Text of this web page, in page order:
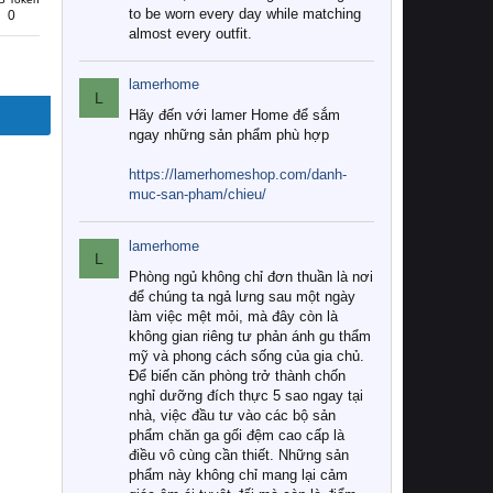
0
to be worn every day while matching
almost every outfit.
L
lamerhome
Hãy đến với lamer Home để sắm
ngay những sản phẩm phù hợp
https://lamerhomeshop.com/danh-
muc-san-pham/chieu/
L
lamerhome
Phòng ngủ không chỉ đơn thuần là nơi
để chúng ta ngả lưng sau một ngày
làm việc mệt mỏi, mà đây còn là
không gian riêng tư phản ánh gu thẩm
mỹ và phong cách sống của gia chủ.
Để biến căn phòng trở thành chốn
nghỉ dưỡng đích thực 5 sao ngay tại
nhà, việc đầu tư vào các bộ sản
phẩm chăn ga gối đệm cao cấp là
điều vô cùng cần thiết. Những sản
phẩm này không chỉ mang lại cảm